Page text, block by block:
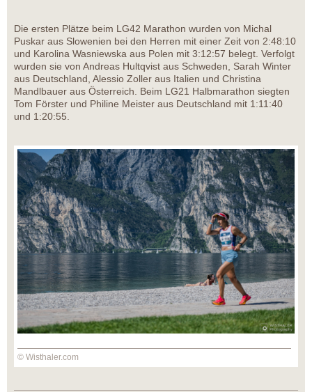
Die ersten Plätze beim LG42 Marathon wurden von Michal
Puskar aus Slowenien bei den Herren mit einer Zeit von 2:48:10
und Karolina Wasniewska aus Polen mit 3:12:57 belegt. Verfolgt
wurden sie von Andreas Hultqvist aus Schweden, Sarah Winter
aus Deutschland, Alessio Zoller aus Italien und Christina
Mandlbauer aus Österreich. Beim LG21 Halbmarathon siegten
Tom Förster und Philine Meister aus Deutschland mit 1:11:40
und 1:20:55.
© Wisthaler.com